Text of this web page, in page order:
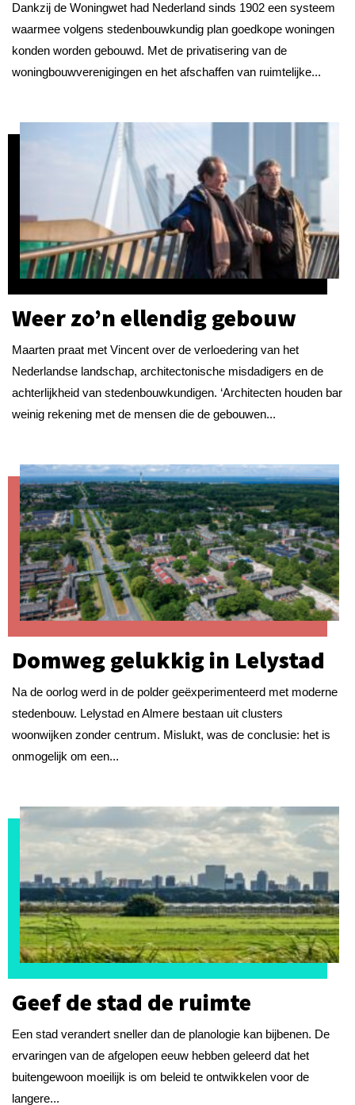
Dankzij de Woningwet had Nederland sinds 1902 een systeem
waarmee volgens stedenbouwkundig plan goedkope woningen
konden worden gebouwd. Met de privatisering van de
woningbouwverenigingen en het afschaffen van ruimtelijke...
Weer zo’n ellendig gebouw
Maarten praat met Vincent over de verloedering van het
Nederlandse landschap, architectonische misdadigers en de
achterlijkheid van stedenbouwkundigen. ‘Architecten houden bar
weinig rekening met de mensen die de gebouwen...
Domweg gelukkig in Lelystad
Na de oorlog werd in de polder geëxperimenteerd met moderne
stedenbouw. Lelystad en Almere bestaan uit clusters
woonwijken zonder centrum. Mislukt, was de conclusie: het is
onmogelijk om een...
Geef de stad de ruimte
Een stad verandert sneller dan de planologie kan bijbenen. De
ervaringen van de afgelopen eeuw hebben geleerd dat het
buitengewoon moeilijk is om beleid te ontwikkelen voor de
langere...